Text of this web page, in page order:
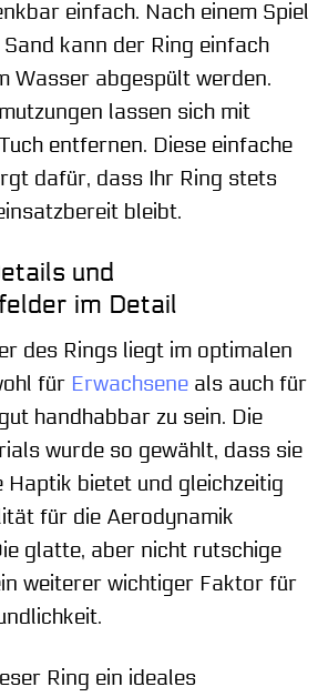
einfach. Nach einem Spiel
kann der Ring einfach
Wasser abgespült werden.
lassen sich mit
entfernen. Diese einfache
dafür, dass Ihr Ring stets
bleibt.
und
im Detail
des Rings liegt im optimalen
für Erwachsene als auch für
handhabbar zu sein. Die
wurde so gewählt, dass sie
Haptik bietet und gleichzeitig
für die Aerodynamik
glatte, aber nicht rutschige
weiterer wichtiger Faktor für
Ring ein ideales